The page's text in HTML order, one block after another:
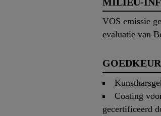
VOS emissie
evaluatie van
Coating
gecertificeerd